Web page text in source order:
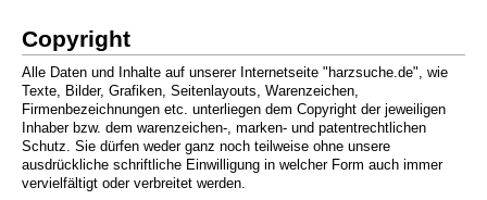
Copyright
Alle Daten und Inhalte auf unserer Internetseite "harzsuche.de", wie
Texte, Bilder, Grafiken, Seitenlayouts, Warenzeichen,
Firmenbezeichnungen etc. unterliegen dem Copyright der jeweiligen
Inhaber bzw. dem warenzeichen-, marken- und patentrechtlichen
Schutz. Sie dürfen weder ganz noch teilweise ohne unsere
ausdrückliche schriftliche Einwilligung in welcher Form auch immer
vervielfältigt oder verbreitet werden.